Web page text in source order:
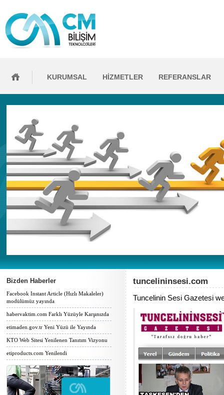
KURUMSAL HİZMETLER REFERANSLAR
Bizden Haberler
Facebook Instant Article (Hızlı Makaleler)
modülümüz yayında
habervaktim.com Farklı Yüzüyle Karşınızda
etimaden.gov.tr Yeni Yüzü ile Yayında
KTO Web Sitesi Yenilenen Tanıtım Vizyonu
etiproducts.com Yenilendi
tuncelininsesi.com
Tuncelinin Sesi Gazetesi